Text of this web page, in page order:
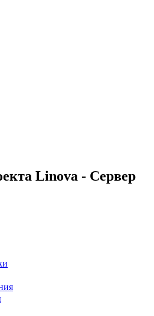
Linova - Сервер